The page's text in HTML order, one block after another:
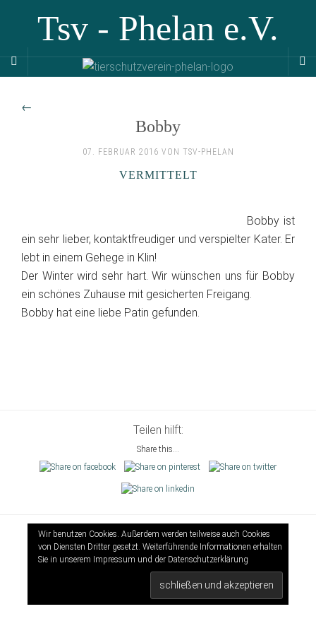
Tsv - Phelan e.V.
Wir benutzen Cookies. Außerdem werden teilweise auch Cookies
von Diensten Dritter gesetzt. Weiterführende Informationen erhalten
Sie in unserem Impressum und der Datenschutzerklärung
←
Bobby
07. FEBRUAR 2016 VON TSV-PHELAN
VERMITTELT
Bobby ist
ein sehr lieber, kontaktfreudiger und verspielter Kater. Er
lebt in einem Gehege in Klin!
Der Winter wird sehr hart. Wir wünschen uns für Bobby
ein schönes Zuhause mit gesicherten Freigang.
Bobby hat eine liebe Patin gefunden.
Teilen hilft:
Share this...
Kontakt|Impressum
♥